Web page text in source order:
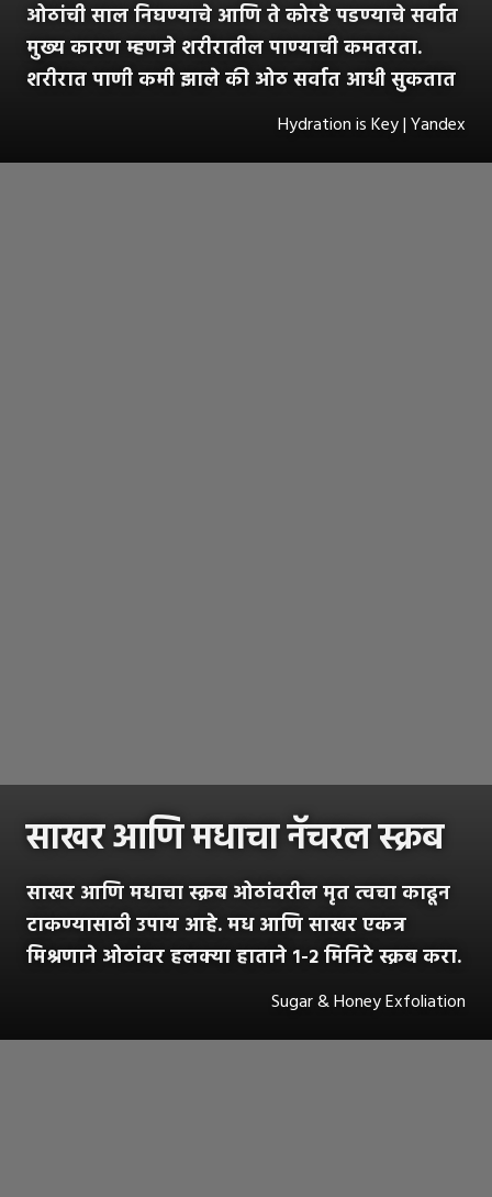
ओठांची साल निघण्याचे आणि ते कोरडे पडण्याचे सर्वात
मुख्य कारण म्हणजे शरीरातील पाण्याची कमतरता.
शरीरात पाणी कमी झाले की ओठ सर्वात आधी सुकतात
Hydration is Key | Yandex
साखर आणि मधाचा नॅचरल स्क्रब
साखर आणि मधाचा स्क्रब ओठांवरील मृत त्वचा काढून
टाकण्यासाठी उपाय आहे. मध आणि साखर एकत्र
मिश्रणाने ओठांवर हलक्या हाताने १-२ मिनिटे स्क्रब करा.
Sugar & Honey Exfoliation